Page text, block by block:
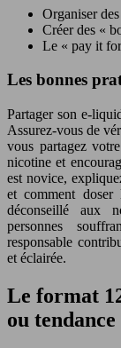
Organiser
Créer des «
Le « pay it
Les bonnes
Partager son e-
Assurez-vous de
vous partagez
nicotine et
est novice,
et comment
déconseillé aux
personnes
responsable
et éclairée.
Le format
ou